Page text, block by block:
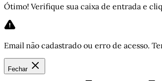
Ótimo! Verifique sua caixa de entrada e
Email não cadastrado ou erro de acesso.
Fechar